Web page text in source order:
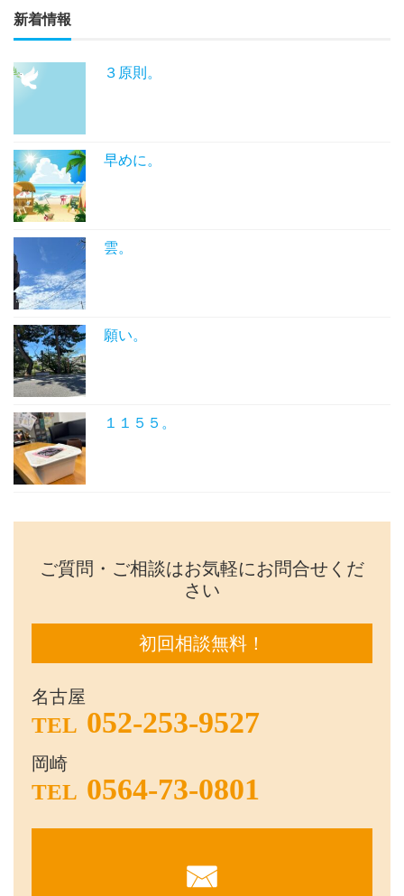
新着情報
３原則。
早めに。
雲。
願い。
１１５５。
ご質問・ご相談はお気軽にお問合せくだ
さい
初回相談無料！
名古屋
TEL 052-253-9527
岡崎
TEL 0564-73-0801